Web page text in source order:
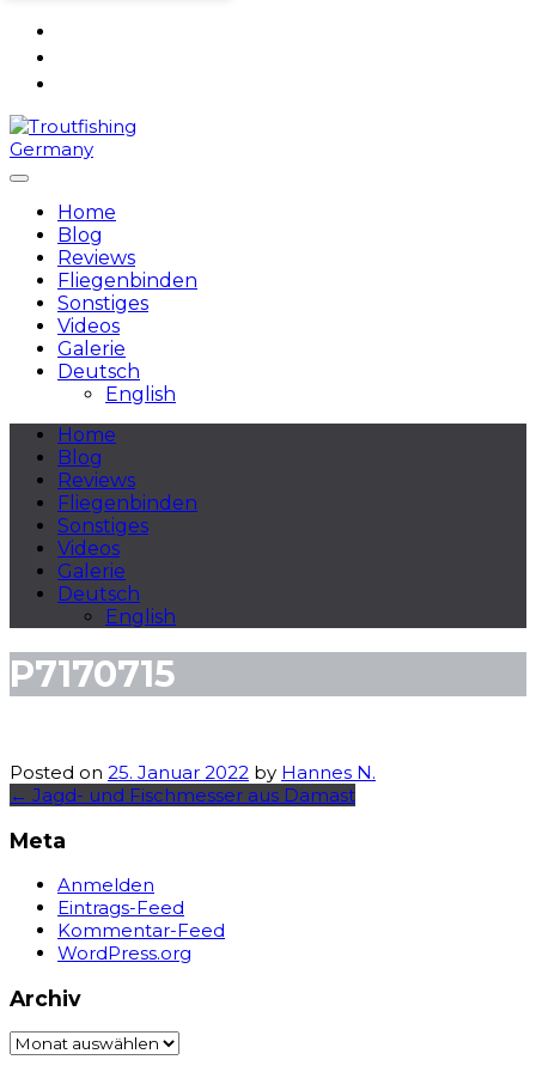
Skip
Home
Blog
Reviews
Fliegenbinden
Sonstiges
Videos
Galerie
Deutsch
English
Home
Blog
Reviews
Fliegenbinden
Sonstiges
Videos
Galerie
Deutsch
English
P7170715
Posted on 25. Januar 2022 by Hannes N.
Post
← Jagd- und Fischmesser aus Damast
Meta
Anmelden
Eintrags-Feed
Kommentar-Feed
WordPress.org
Archiv
Archiv